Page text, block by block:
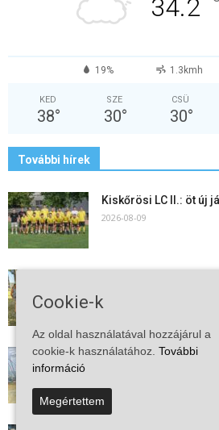
34.2
19% 1.3kmh
KED
38°
SZE
30°
CSÜ
30°
További hírek
Kiskőrösi LC II.: öt új
2026-08-09
24 órás futás a
2026-08-09
Megszűnt a kiskőrösi
2026-08-08
Cookie-k
Az oldal használatával hozzájárul a
cookie-k használatához. További
információ
Megértettem